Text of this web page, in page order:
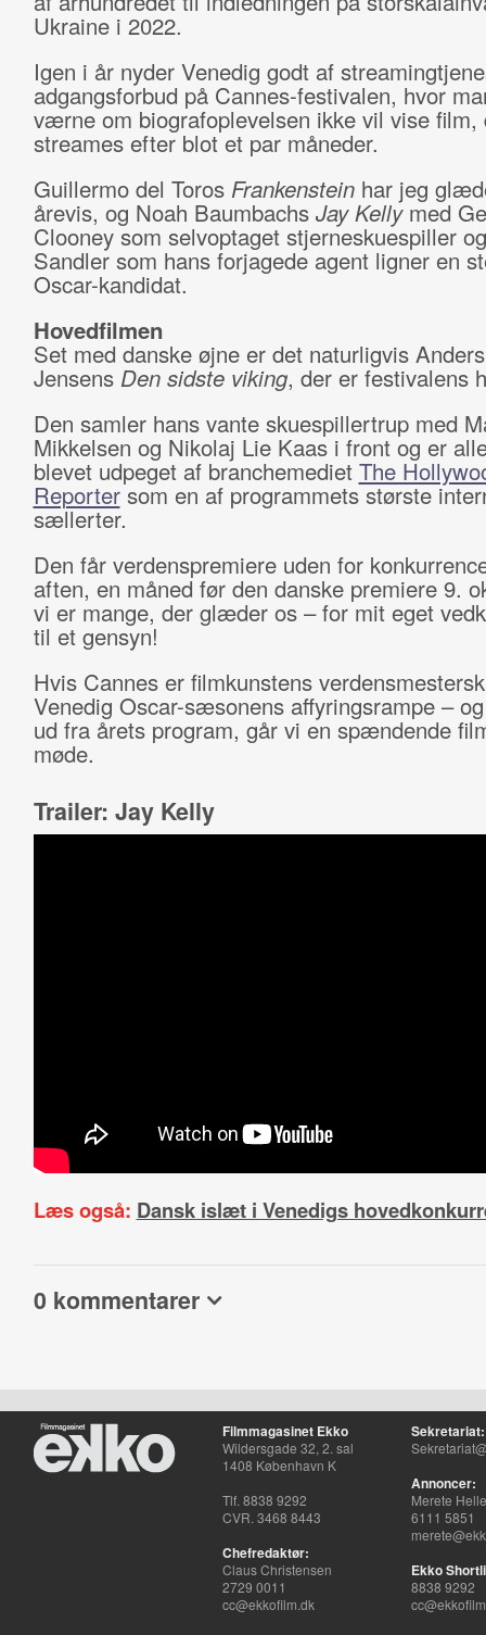
Ukraine i 2022.
Igen i år nyder Venedig godt af
adgangsforbud på Cannes-festivalen, hvor
værne om biografoplevelsen ikke vil vise film,
streames efter blot et par måneder.
Guillermo del Toros Frankensteinhar jeg
årevis, og Noah Baumbachs Jay Kellymed
Clooney som selvoptaget stjerneskuespiller
Sandler som hans forjagede agent ligner en
Oscar-kandidat.
Hovedfilmen
Set med danske øjne er det naturligvis
Jensens Den sidste viking, der er festivalens
Den samler hans vante skuespillertrup med
Mikkelsen og Nikolaj Lie Kaas i front og er
blevet udpeget af branchemediet The
Reportersom en af programmets største
sællerter.
Den får verdenspremiere uden for
aften, en måned før den danske premiere 9.
vi er mange, der glæder os – for mit eget
til et gensyn!
Hvis Cannes er filmkunstens
Venedig Oscar-sæsonens affyringsrampe –
ud fra årets program, går vi en spændende
møde.
Trailer: Jay Kelly
Læs også: Dansk islæt i Venedigs
0 kommentarer
Filmmagasinet Ekko
Wildersgade 32, 2. sal
1408 København K
Tlf. 8838 9292
CVR. 3468 8443
Chefredaktør:
Claus Christensen
2729 0011
cc@ekkofilm.dk
Sekretariat:
Annoncer:
Merete
6111 5851
Ekko
8838 9292